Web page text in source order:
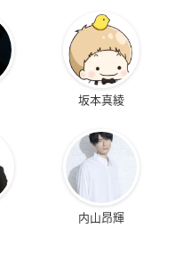
坂本真綾
内山昂輝